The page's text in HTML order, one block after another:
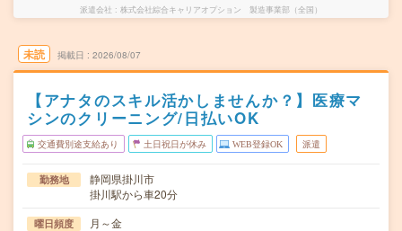
派遣会社 株式会社綜合キャリアオプション 製造事業部（全国）
未読 掲載日 2026/08/07
【アナタのスキル活かしませんか？】医療マ
シンのクリーニング/日払いOK
交通費別途支給あり 土日祝日が休み WEB登録OK 派遣
勤務地
静岡県掛川市
掛川駅から車20分
曜日頻度 月～金